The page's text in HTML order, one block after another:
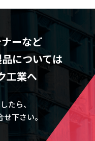
ーなど
については
工業へ
たら、
下さい。